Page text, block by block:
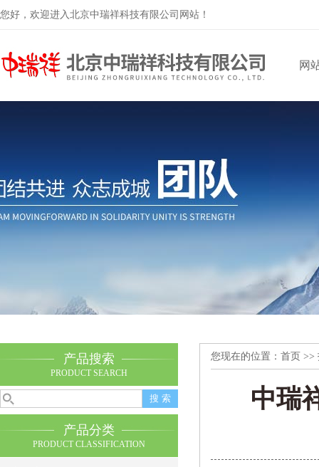
您好，欢迎进入北京中瑞祥科技有限公司网站！
网
产品搜索
PRODUCT SEARCH
产品分类
PRODUCT CLASSIFICATION
您现在的位置： 首页 >>
中瑞